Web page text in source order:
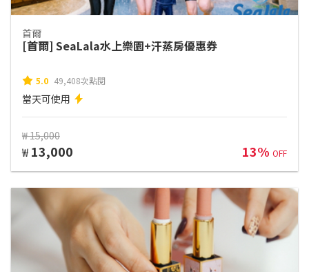
首爾
[首爾] SeaLala水上樂園+汗蒸房優惠券
5.0 49,408次點閱
當天可使用
₩ 15,000
₩ 13,000 13% OFF